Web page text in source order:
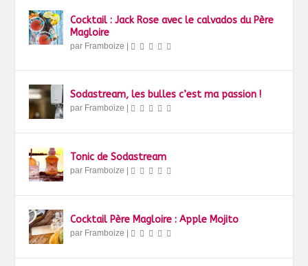
Cocktail : Jack Rose avec le calvados du Père
Magloire
par Framboize
Sodastream, les bulles c’est ma passion !
par Framboize
Tonic de Sodastream
par Framboize
Cocktail Père Magloire : Apple Mojito
par Framboize